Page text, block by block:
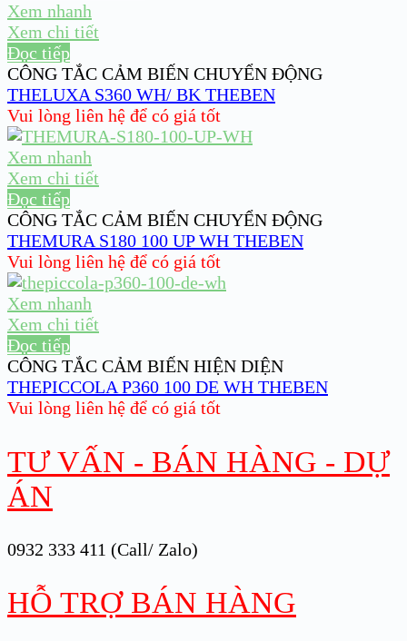
Xem nhanh
Xem chi tiết
Đọc tiếp
CÔNG TẮC CẢM BIẾN CHUYỂN ĐỘNG
THELUXA S360 WH/ BK THEBEN
Vui lòng liên hệ để có giá tốt
Xem nhanh
Xem chi tiết
Đọc tiếp
CÔNG TẮC CẢM BIẾN CHUYỂN ĐỘNG
THEMURA S180 100 UP WH THEBEN
Vui lòng liên hệ để có giá tốt
Xem nhanh
Xem chi tiết
Đọc tiếp
CÔNG TẮC CẢM BIẾN HIỆN DIỆN
THEPICCOLA P360 100 DE WH THEBEN
Vui lòng liên hệ để có giá tốt
TƯ VẤN - BÁN HÀNG - DỰ
ÁN
0932 333 411 (Call/ Zalo)
HỖ TRỢ BÁN HÀNG